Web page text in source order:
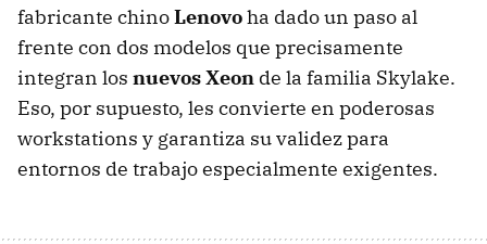
fabricante chinoLenovoha dado un paso al
frente con dos modelos que precisamente
integran los nuevos Xeon de la familia Skylake.
Eso, por supuesto, les convierte en poderosas
workstations y garantiza su validez para
entornos de trabajo especialmente exigentes.